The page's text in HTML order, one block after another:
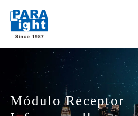
Módulo Receptor